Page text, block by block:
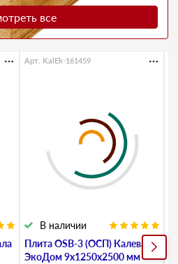
все
Плита OSB-3 (ОСП) Калевала
ЭкоДом 9х1250х2500 мм
В наличии
Арт. KalEk-161459